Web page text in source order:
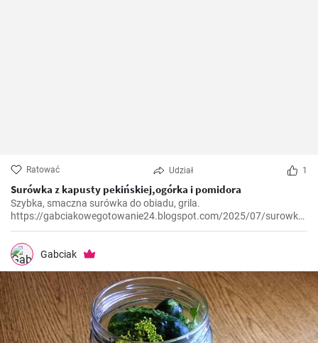
Ratować Udział 1
Surówka z kapusty pekińskiej,ogórka i pomidora
Szybka, smaczna surówka do obiadu, grila.
https://gabciakowegotowanie24.blogspot.com/2025/07/surowka-
z-kapusty-pekinskiejogorka-i.html
Gabciak